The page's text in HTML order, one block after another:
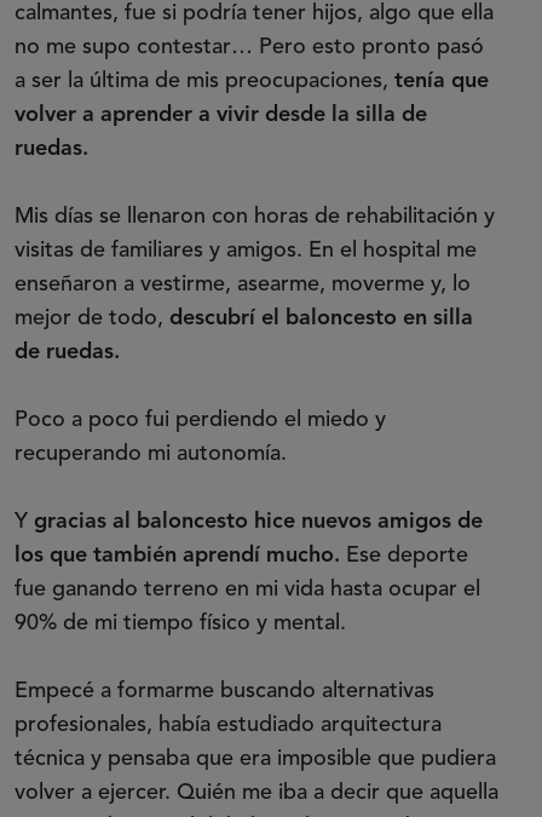
calmantes, fue si podría tener hijos, algo que ella
no me supo contestar… Pero esto pronto pasó
a ser la última de mis preocupaciones, tenía que
volver a aprender a vivir desde la silla de
ruedas.
Mis días se llenaron con horas de rehabilitación y
visitas de familiares y amigos. En el hospital me
enseñaron a vestirme, asearme, moverme y, lo
mejor de todo, descubrí el baloncesto en silla
de ruedas.
Poco a poco fui perdiendo el miedo y
recuperando mi autonomía.
Y gracias al baloncesto hice nuevos amigos de
los que también aprendí mucho. Ese deporte
fue ganando terreno en mi vida hasta ocupar el
90% de mi tiempo físico y mental.
Empecé a formarme buscando alternativas
profesionales, había estudiado arquitectura
técnica y pensaba que era imposible que pudiera
volver a ejercer. Quién me iba a decir que aquella